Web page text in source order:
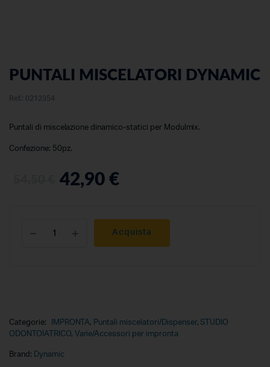
PUNTALI MISCELATORI DYNAMIC
Ref.: 0212354
Puntali di miscelazione dinamico-statici per Modulmix.
Confezione: 50pz.
42,90 €
Acquista
Categorie: IMPRONTA, Puntali miscelatori/Dispenser, STUDIO
ODONTOIATRICO, Varie/Accessori per impronta
Brand: Dynamic